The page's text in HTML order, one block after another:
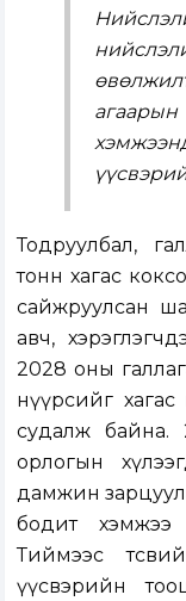
агаарын
Тодруулбал,
тонн хагас
сайжруулсан
авч,
2028 оны
нүүрсийг
судалж байна.
орлогын
дамжин
бодит хэмжээ
Тиймээс
үүсвэрийн